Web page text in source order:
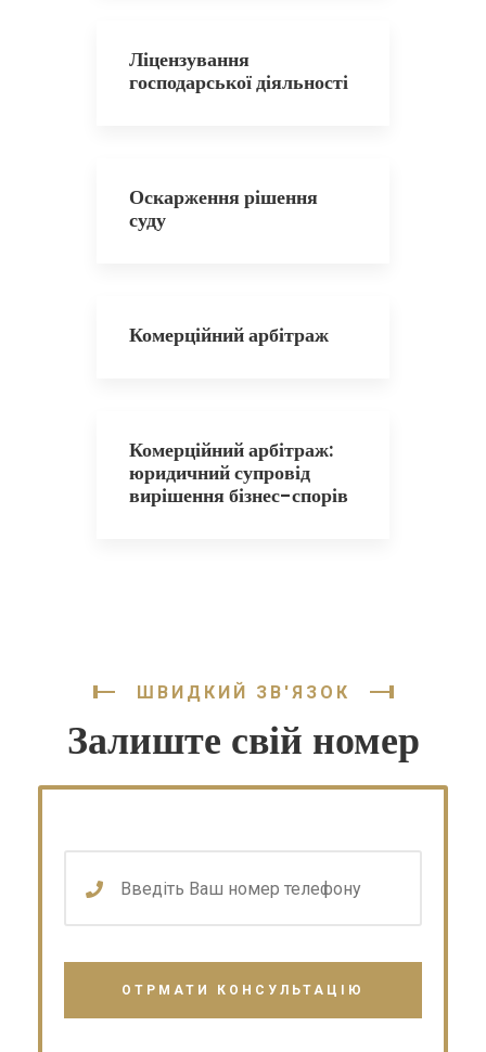
Ліцензування
господарської діяльності
Оскарження рішення
суду
Комерційний арбітраж
Комерційний арбітраж:
юридичний супровід
вирішення бізнес-спорів
ШВИДКИЙ ЗВ'ЯЗОК
Залиште свій номер